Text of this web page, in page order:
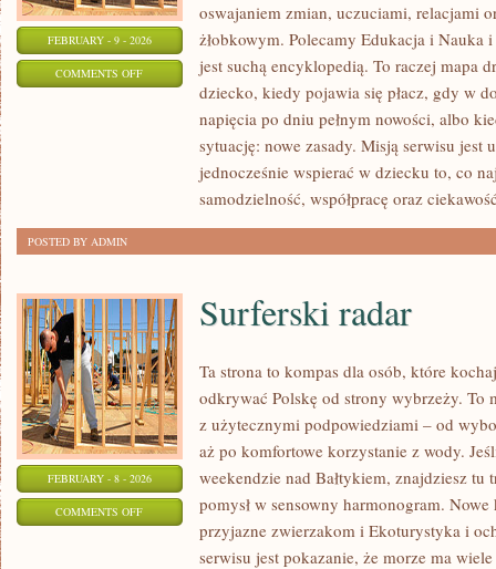
FEBRUARY - 9 - 2026
COMMENTS OFFON
AKTYWNOŚCI
PLASTYCZNE
oswajaniem zmian, uczuciami, relacjami
żłobkowym. Polecamy Edukacja i Nauka
jest suchą encyklopedią. To raczej mapa
dziecko, kiedy pojawia się płacz, gdy w
napięcia po dniu pełnym nowości, albo
sytuację: nowe zasady. Misją serwisu jest
jednocześnie wspierać w dziecku to, co
samodzielność, współpracę oraz
POSTED BY ADMIN
FEBRUARY - 8 - 2026
COMMENTS OFFON
SURFERSKI
Surferski radar
Ta strona to kompas dla osób, które
odkrywać Polskę od strony wybrzeży. To
z użytecznymi podpowiedziami – od
aż po komfortowe korzystanie z wody.
weekendzie nad Bałtykiem, znajdziesz
pomysł w sensowny harmonogram.
przyjazne zwierzakom i Ekoturystyka i
serwisu jest pokazanie, że morze ma